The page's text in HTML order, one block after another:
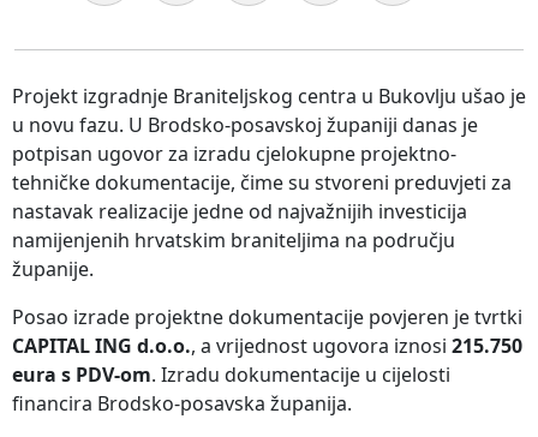
Projekt izgradnje Braniteljskog centra u Bukovlju ušao je
u novu fazu. U Brodsko-posavskoj županiji danas je
potpisan ugovor za izradu cjelokupne projektno-
tehničke dokumentacije, čime su stvoreni preduvjeti za
nastavak realizacije jedne od najvažnijih investicija
namijenjenih hrvatskim braniteljima na području
županije.
Posao izrade projektne dokumentacije povjeren je tvrtki
CAPITAL ING d.o.o., a vrijednost ugovora iznosi 215.750
eura s PDV-om. Izradu dokumentacije u cijelosti
financira Brodsko-posavska županija.